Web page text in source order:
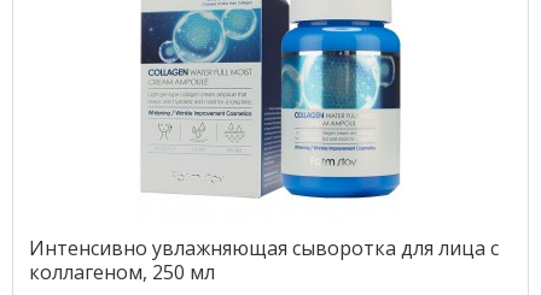
Интенсивно увлажняющая сыворотка для лица с
коллагеном, 250 мл